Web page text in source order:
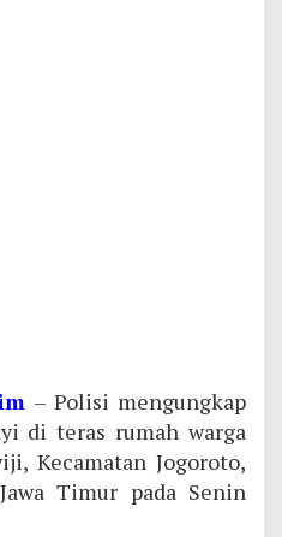
– Polisi mengungkap
di teras rumah warga
Kecamatan Jogoroto,
Timur pada Senin